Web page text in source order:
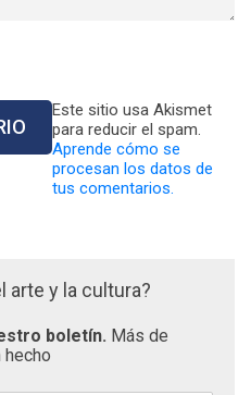
Este sitio usa Akismet
para reducir el spam.
Aprende cómo se
procesan los datos de
tus comentarios.
arte y la cultura?
boletín. Más de
hecho